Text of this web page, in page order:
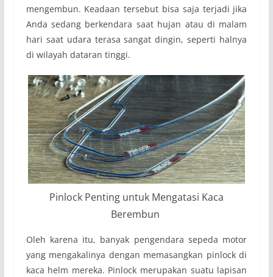
mengembun. Keadaan tersebut bisa saja terjadi jika
Anda sedang berkendara saat hujan atau di malam
hari saat udara terasa sangat dingin, seperti halnya
di wilayah dataran tinggi.
Pinlock Penting untuk Mengatasi Kaca
Berembun
Oleh karena itu, banyak pengendara sepeda motor
yang mengakalinya dengan memasangkan pinlock di
kaca helm mereka. Pinlock merupakan suatu lapisan